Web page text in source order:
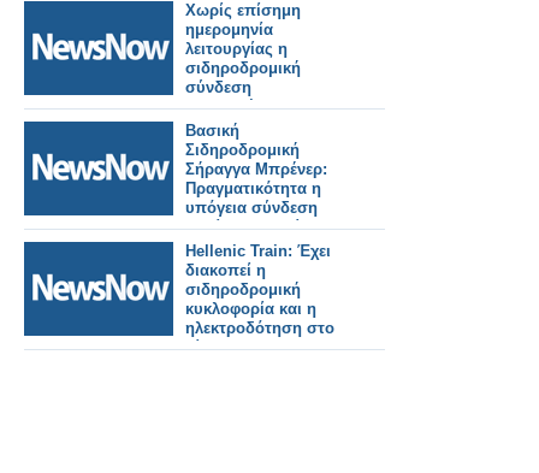
Χωρίς επίσημη
ημερομηνία
λειτουργίας η
σιδηροδρομική
σύνδεση
Βουδαπέστης–
Βελιγραδίου.
Βασική
Σιδηροδρομική
Σήραγγα Μπρένερ:
Πραγματικότητα η
υπόγεια σύνδεση
Ιταλίας–Αυστρίας.
Hellenic Train: Έχει
διακοπεί η
σιδηροδρομική
κυκλοφορία και η
ηλεκτροδότηση στο
δίκτυο του